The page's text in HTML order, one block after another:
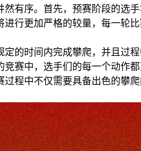
有序。首先，预赛阶段的选
行更加严格的较量，每一轮
的时间内完成攀爬，并且过
赛中，选手们的每一个动作
程中不仅需要具备出色的攀